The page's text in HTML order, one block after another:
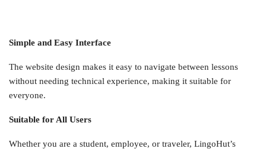
Simple and Easy Interface
The website design makes it easy to navigate between lessons
without needing technical experience, making it suitable for
everyone.
Suitable for All Users
Whether you are a student, employee, or traveler, LingoHut’s